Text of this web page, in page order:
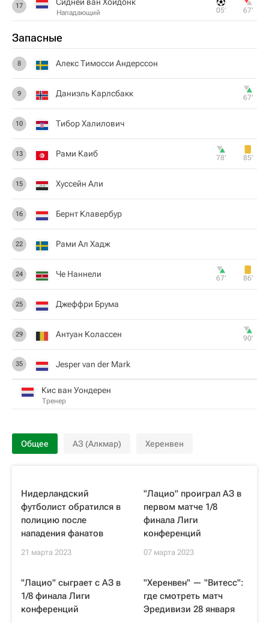
17
Нападающий 05‎’‎ 67‎’‎
Запасные
8 Алекс Тимосси Андерссон
9 Даниэль Карлсбакк 67‎’‎
10 Тибор Халилович
13 Рами Каиб 78‎’‎ 85‎’‎
15 Хуссейн Али
16 Бернт Клавербур
22 Рами Ал Хадж
24 Че Наннели 67‎’‎ 86‎’‎
25 Джеффри Брума
29 Антуан Колассен 90‎’‎
35 Jesper van der Mark
Кис ван Уондерен
Тренер
Общее АЗ (Алкмар) Херенвен
Нидерландский
футболист обратился в
полицию после
нападения фанатов
21 марта 2023
"Лацио" проиграл АЗ в
первом матче 1/8
финала Лиги
конференций
07 марта 2023
"Лацио" сыграет с АЗ в
1/8 финала Лиги
конференций
"Херенвен" — "Витесс":
где смотреть матч
Эредивизи 28 января